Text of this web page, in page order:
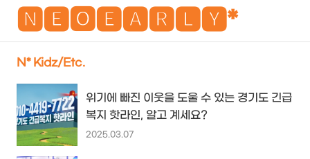
🅽🅴🅾🅴🅰🆁🅻🆈*
색
뉴
N* Kidz/Etc.
위기에 빠진 이웃을 도울 수 있는 경기도 긴급
복지 핫라인, 알고 계세요?
2025.03.07